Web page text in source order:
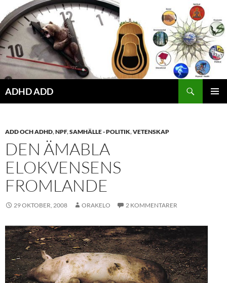
Hoppa
till
innehåll
ADHD ADD
ADD OCH ADHD,NPF,SAMHÄLLE - POLITIK,VETENSKAP
DEN ÄMABLA
ELOKVENSENS
FROMLANDE
29 OKTOBER, 2008 ORAKELO 2 KOMMENTARER